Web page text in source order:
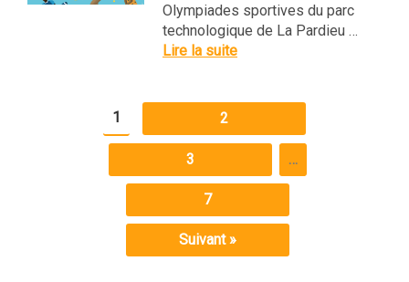
Olympiades sportives du parc
technologique de La Pardieu …
Lire la suite
1 2
3 …
7
Suivant »